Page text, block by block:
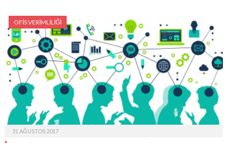
OFIS VERIMLILIĞI
31 AĞUSTOS 2017